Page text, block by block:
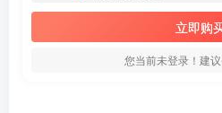
立即购
您当前未登录！建